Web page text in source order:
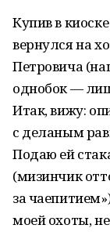
Купив в
вернулся на
Петровича
однобок —
Итак, вижу:
с деланым
Подаю ей
(мизинчик
за
моей охоты,